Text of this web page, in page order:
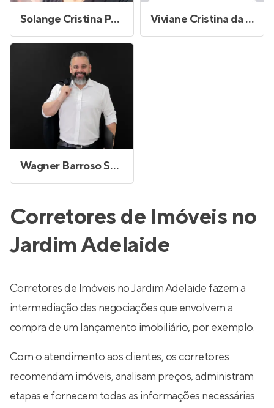
Solange Cristina Pereira Santos Viviane Cristina da Silva
Wagner Barroso Sales
Corretores de Imóveis no
Jardim Adelaide
Corretores de Imóveis no Jardim Adelaide fazem a
intermediação das negociações que envolvem a
compra de um lançamento imobiliário, por exemplo.
Com o atendimento aos clientes, os corretores
recomendam imóveis, analisam preços, administram
etapas e fornecem todas as informações necessárias